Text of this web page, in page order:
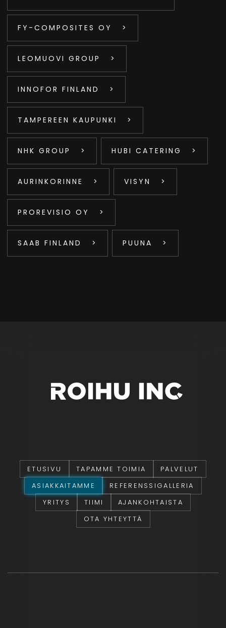
FY-COMPOSITES OY
LEOMUOVI GROUP
INNOFOR FINLAND
TAMPEREEN KAUPUNKI
NHK GROUP HUBI CATERING
AURINKORINNE VISYN
PROREVISIO OY
SAAB FINLAND PUUNA
ETUSIVU TAPAMME TOIMIA
PALVELUT
ASIAKKAITAMME
REFERENSSIGALLERIA
YRITYS
TIIMI
AJANKOHTAISTA
OTA YHTEYTTÄ